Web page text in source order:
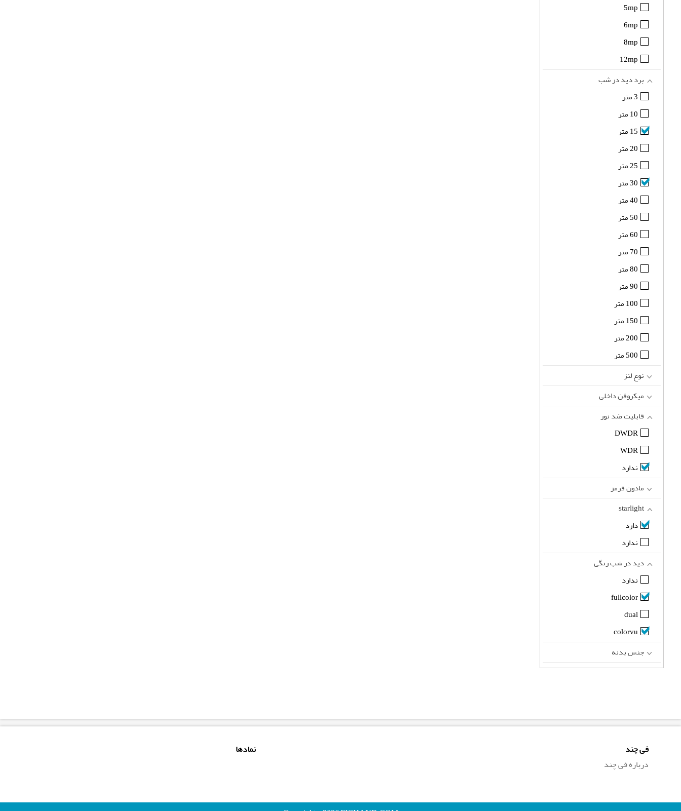
5mp
6mp
8mp
12mp
برد دید در شب
3 متر
10 متر
15 متر
20 متر
25 متر
30 متر
40 متر
50 متر
60 متر
70 متر
80 متر
90 متر
100 متر
150 متر
200 متر
500 متر
نوع لنز
میکروفن داخلی
قابلیت ضد نور
DWDR
WDR
ندارد
مادون قرمز
starlight
دارد
ندارد
دید در شب رنگی
ندارد
fullcolor
dual
colorvu
جنس بدنه
فی چند
درباره فی چند
نمادها